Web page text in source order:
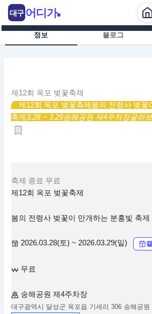
츠
정보 블로그
제12회 옥포 벚꽃축제
제12회 옥포 벚꽃축제 봄의 전령사 벚꽃
축제3.28 ~ 3.29송해공원 제4주차장골라
축제 종료 무료
제12회 옥포 벚꽃축제
봄의 전령사 벚꽃이 만개하는 분홍빛 축제
2026.03.28(토) ~ 2026.03.29(일)
무료
송해공원 제4주차장
대구광역시 달성군 옥포읍 기세리 306 송해공원
대구 어디가